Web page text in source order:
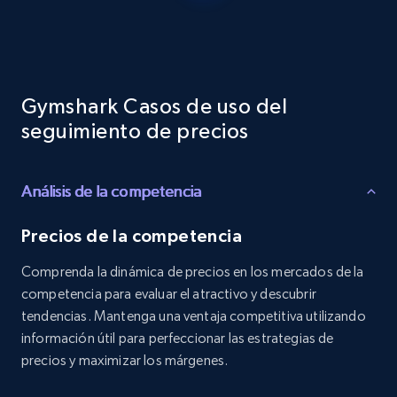
URL, Product id, Listing inventory id, Title, Rating,
price, and more.
1.9K+ 322+ Comenzar ahora
Amazon products search
Gymshark Casos de uso del
seguimiento de precios
Análisis de la competencia
Precios de la competencia
Comprenda la dinámica de precios en los mercados de la
competencia para evaluar el atractivo y descubrir
tendencias. Mantenga una ventaja competitiva utilizando
información útil para perfeccionar las estrategias de
precios y maximizar los márgenes.